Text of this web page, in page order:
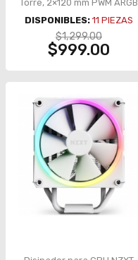
Torre, 2×120 mm PWM ARGB
– AG620 BK ARGB V2
DISPONIBLES: 11 PIEZAS
$1,299.00
$999.00